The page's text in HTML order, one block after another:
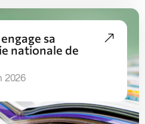
sa
nationale de
2026